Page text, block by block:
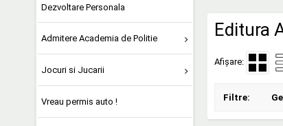
Dezvoltare Personala
Admitere Academia de Politie
Jocuri si Jucarii
Vreau permis auto !
Editura
Afișare:
Filtre: